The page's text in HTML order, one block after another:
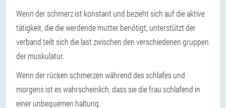
Wenn der schmerz ist konstant und bezieht sich auf die aktive
tätigkeit, die die werdende mutter benötigt, unterstützt der
verband teilt sich die last zwischen den verschiedenen gruppen
der muskulatur.
Wenn der rücken schmerzen während des schlafes und
morgens ist es wahrscheinlich, dass sie die frau schlafend in
einer unbequemen haltung.